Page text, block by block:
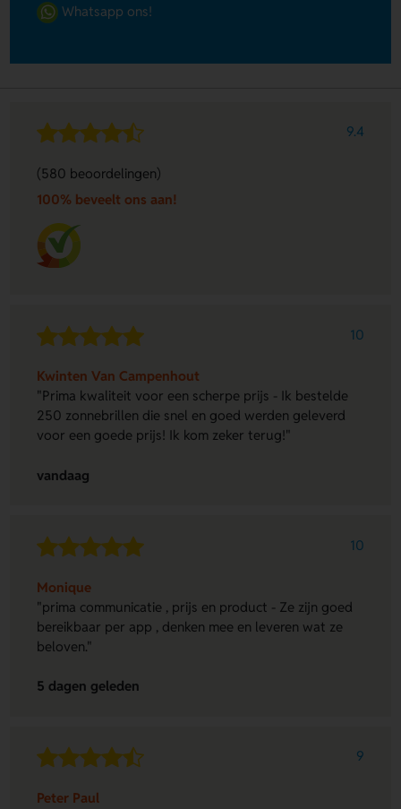
Whatsapp ons!
9.4
(580 beoordelingen)
100% beveelt ons aan!
10
Kwinten Van Campenhout
"Prima kwaliteit voor een scherpe prijs - Ik bestelde
250 zonnebrillen die snel en goed werden geleverd
voor een goede prijs! Ik kom zeker terug!"
vandaag
10
Monique
"prima communicatie , prijs en product - Ze zijn goed
bereikbaar per app , denken mee en leveren wat ze
beloven."
5 dagen geleden
9
Peter Paul